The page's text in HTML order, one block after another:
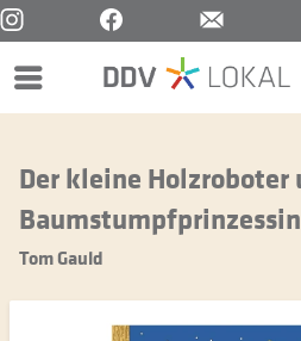
Menü
Der kleine Holzroboter
Baumstumpfprinzessin
Tom Gauld